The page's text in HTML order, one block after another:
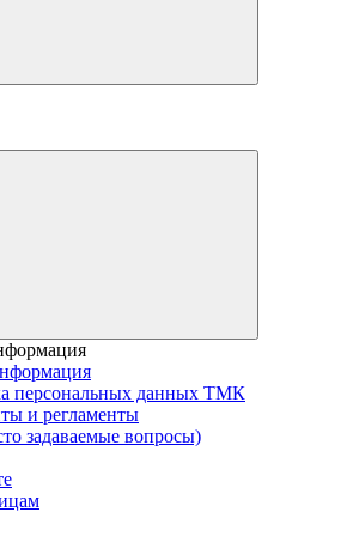
персональных данных ТМК
и регламенты
задаваемые вопросы)